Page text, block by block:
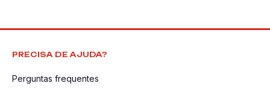
PRECISA DE AJUDA?
Perguntas frequentes